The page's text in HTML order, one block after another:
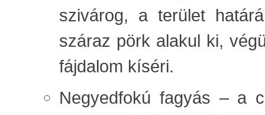
szivárog, a terület
száraz pörk alakul ki,
fájdalom kíséri.
Negyedfokú fagyás – a